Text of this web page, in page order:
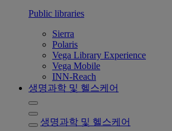
Public libraries
Sierra
Polaris
Vega Library Experience
Vega Mobile
INN-Reach
생명과학 및 헬스케어
생명과학 및 헬스케어